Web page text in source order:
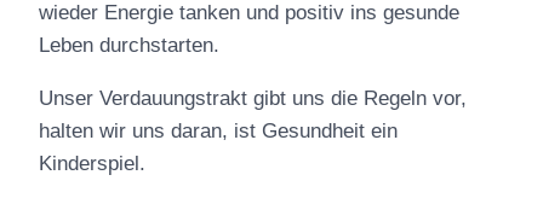
wieder Energie tanken und positiv ins gesunde
Leben durchstarten.
Unser Verdauungstrakt gibt uns die Regeln vor,
halten wir uns daran, ist Gesundheit ein
Kinderspiel.